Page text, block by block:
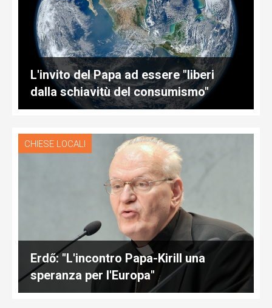
L'invito del Papa ad essere "liberi
dalla schiavitù del consumismo"
CHIESE LOCALI
Erdő: "L'incontro Papa-Kirill una
speranza per l'Europa"